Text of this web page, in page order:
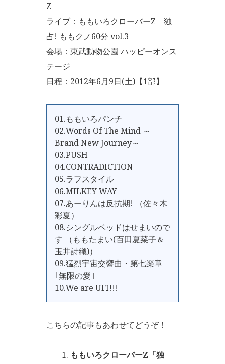
Z
ライブ：ももいろクローバーZ 独
占! ももクノ60分 vol.3
会場：東武動物公園 ハッピーオンス
テージ
日程：2012年6月9日(土)【1部】
01.ももいろパンチ
02.Words Of The Mind ～
Brand New Journey～
03.PUSH
04.CONTRADICTION
05.ラフスタイル
06.MILKEY WAY
07.あーりんは反抗期! （佐々木
彩夏）
08.シングルベッドはせまいので
す （ももたまい(百田夏菜子＆
玉井詩織)）
09.猛烈宇宙交響曲・第七楽章
｢無限の愛｣
10.We are UFI!!!
こちらの記事もあわせてどうぞ！
ももいろクローバーZ「独